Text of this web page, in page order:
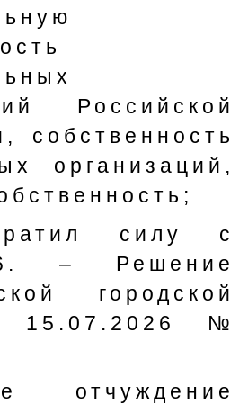
Российской
собственность
организаций,
силу с
– Решение
городской
№
отчуждение